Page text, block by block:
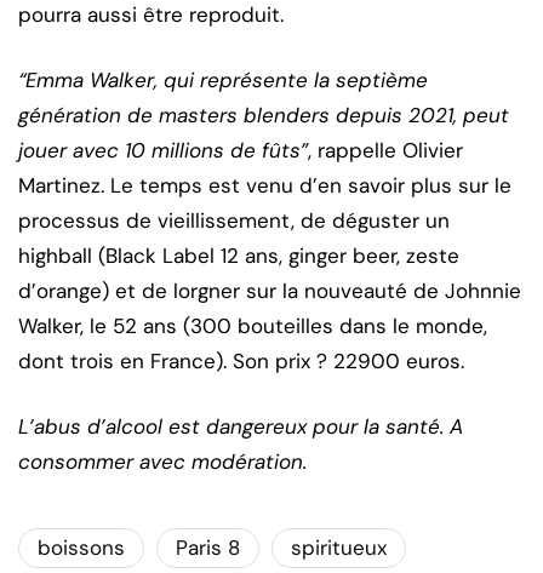
pourra aussi être reproduit.
“Emma Walker, qui représente la septième
génération de masters blenders depuis 2021, peut
jouer avec 10 millions de fûts”, rappelle Olivier
Martinez. Le temps est venu d’en savoir plus sur le
processus de vieillissement, de déguster un
highball (Black Label 12 ans, ginger beer, zeste
d’orange) et de lorgner sur la nouveauté de Johnnie
Walker, le 52 ans (300 bouteilles dans le monde,
dont trois en France). Son prix ? 22900 euros.
L’abus d’alcool est dangereux pour la santé. A
consommer avec modération.
boissons Paris 8 spiritueux